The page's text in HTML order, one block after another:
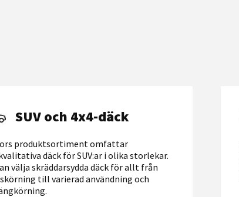
SUV och 4x4-däck
produktsortiment omfattar
däck för SUV:ar i olika storlekar.
välja skräddarsydda däck för allt från
till varierad användning och